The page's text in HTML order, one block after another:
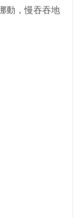
動，慢吞吞地